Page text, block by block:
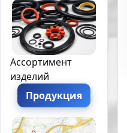
Ассортимент
изделий
Продукция